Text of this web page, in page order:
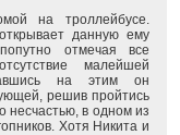
на троллейбусе.
данную ему
отмечая все
малейшей
на этим он
решив пройтись
несчастью, в одном из
Хотя Никита и